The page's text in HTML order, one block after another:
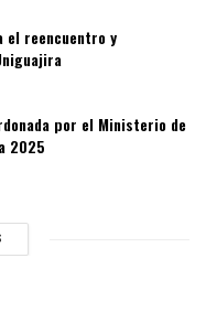
el reencuentro y
por el Ministerio de
2025